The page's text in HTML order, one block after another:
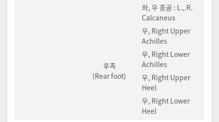
좌, 우 종골 : L., R.
Calcaneus
후족
(Rear foot)
우, Right Upper
Achilles
우, Right Lower
Achilles
우, Right Upper
Heel
우, Right Lower
Heel